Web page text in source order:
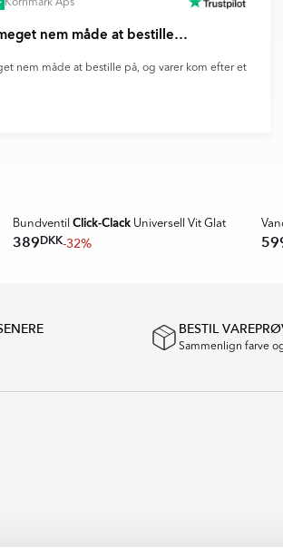
Kornmark Aps
nem måde at bestille…
nem måde at bestille på, og varer kom efter et
Bundventil Click-ClackUniversell Vit Glat
389DKK-32%
BESTIL
Sammenlign farve